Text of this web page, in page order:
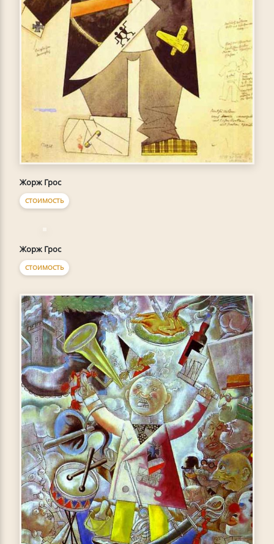
Жорж Грос
СТОИМОСТЬ
Жорж Грос
СТОИМОСТЬ